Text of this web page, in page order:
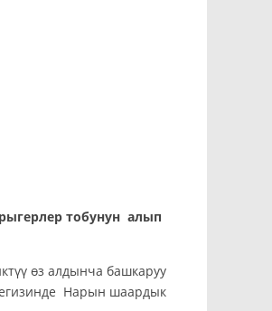
жыл
тобунун алып
өз алдынча башкаруу
Нарын шаардык